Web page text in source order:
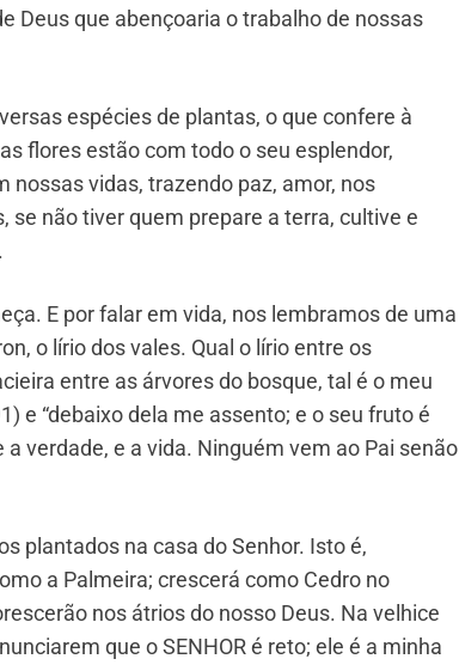
Deus que abençoaria o trabalho de nossas
espécies de plantas, o que confere à
flores estão com todo o seu esplendor,
nossas vidas, trazendo paz, amor, nos
se não tiver quem prepare a terra, cultive e
E por falar em vida, nos lembramos de uma
o lírio dos vales. Qual o lírio entre os
entre as árvores do bosque, tal é o meu
e “debaixo dela me assento; e o seu fruto é
a verdade, e a vida. Ninguém vem ao Pai senão
plantados na casa do Senhor. Isto é,
a Palmeira; crescerá como Cedro no
nos átrios do nosso Deus. Na velhice
que o SENHOR é reto; ele é a minha